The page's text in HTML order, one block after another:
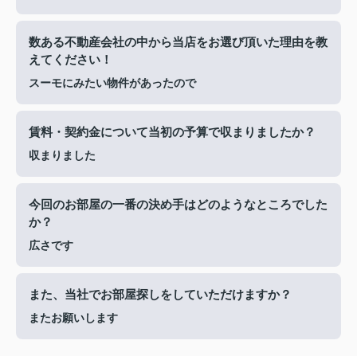
数ある不動産会社の中から当店をお選び頂いた理由を教
えてください！
スーモにみたい物件があったので
賃料・契約金について当初の予算で収まりましたか？
収まりました
今回のお部屋の一番の決め手はどのようなところでした
か？
広さです
また、当社でお部屋探しをしていただけますか？
またお願いします